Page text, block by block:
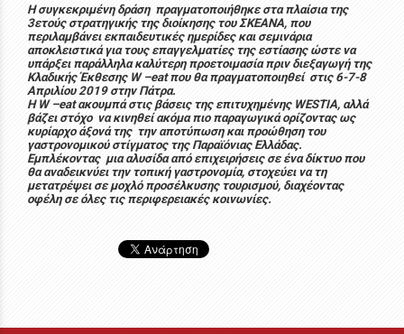
Η συγκεκριμένη δράση πραγματοποιήθηκε στα πλαίσια της
3ετούς στρατηγικής της διοίκησης του ΣΚΕΑΝΑ, που
περιλαμβάνει εκπαιδευτικές ημερίδες και σεμινάρια
αποκλειστικά για τους επαγγελματίες της εστίασης ώστε να
υπάρξει παράλληλα καλύτερη προετοιμασία πριν διεξαγωγή της
Κλαδικής Έκθεσης W –eat που θα πραγματοποιηθεί στις 6-7-8
Απριλίου 2019 στην Πάτρα.
Η W –eat ακουμπά στις βάσεις της επιτυχημένης WESTIA, αλλά
βάζει στόχο να κινηθεί ακόμα πιο παραγωγικά ορίζοντας ως
κυρίαρχο άξονά της την αποτύπωση και προώθηση του
γαστρονομικού στίγματος της Παραϊόνιας Ελλάδας.
Εμπλέκοντας μια αλυσίδα από επιχειρήσεις σε ένα δίκτυο που
θα αναδεικνύει την τοπική γαστρονομία, στοχεύει να τη
μετατρέψει σε μοχλό προσέλκυσης τουρισμού, διαχέοντας
οφέλη σε όλες τις περιφερειακές κοινωνίες.